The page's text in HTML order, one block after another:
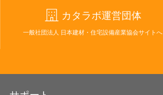
カタラボ運営団体
一般社団法人 日本建材・住宅設備産業協会サイトへ